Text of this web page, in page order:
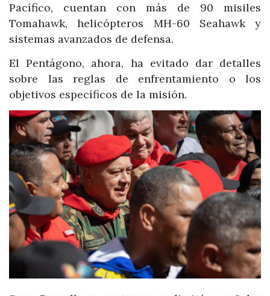
Pacífico, cuentan con más de 90 misiles
Tomahawk, helicópteros MH-60 Seahawk y
sistemas avanzados de defensa.
El Pentágono, ahora, ha evitado dar detalles
sobre las reglas de enfrentamiento o los
objetivos específicos de la misión.